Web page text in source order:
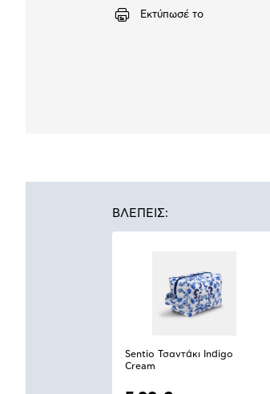
Εκτύπωσέ το
ΒΛΕΠΕΙΣ:
Sentio Τσαντάκι Indigo
Cream